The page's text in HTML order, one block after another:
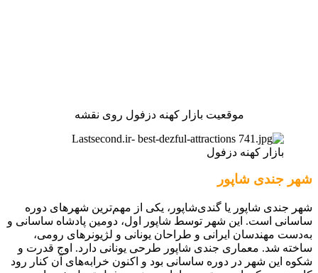
موقعیت بازار کهنه دزفول روی نقشه
بازار کهنه دزفول
شهر جندی شاپور
شهر جندی شاپور یا گندی‌شاپور، یکی از مهم‌ترین شهرهای دوره
ساسانی است. این شهر توسط شاپور اول، دومین پادشاه ساسانی و
به‌دست مهندسان ایرانی و طراحان یونانی و لژیونرهای رومی،
ساخته شد. معماری جندی شاپور طرحی یونانی دارد. اوج قدرت و
شکوه این شهر در دوره ساسانی بود و اکنون خرابه‌های آن کنار رود